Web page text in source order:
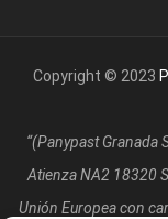
Copyright © 2023
“(Panypast Granada
Atienza NA2 18320
Unión Europea con